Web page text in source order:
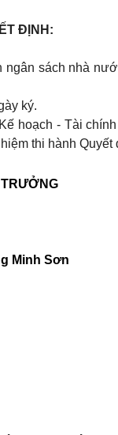
ĐỊNH:
sách nhà
ký.
hoạch - Tài
thi hành Quyết
TRƯỞNG
Minh Sơn